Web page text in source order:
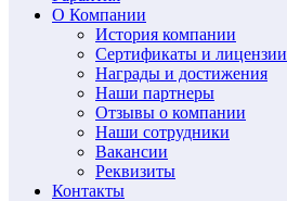
О Компании
История компании
Сертификаты и лицензии
Награды и достижения
Наши партнеры
Отзывы о компании
Наши сотрудники
Вакансии
Реквизиты
Контакты